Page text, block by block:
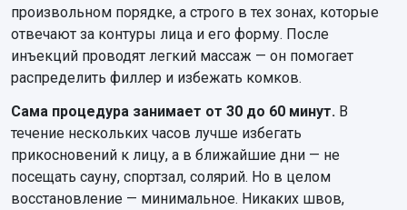
произвольном порядке, а строго в тех зонах, которые
отвечают за контуры лица и его форму. После
инъекций проводят легкий массаж — он помогает
распределить филлер и избежать комков.
Сама процедура занимает от 30 до 60 минут. В
течение нескольких часов лучше избегать
прикосновений к лицу, а в ближайшие дни — не
посещать сауну, спортзал, солярий. Но в целом
восстановление — минимальное. Никаких швов,